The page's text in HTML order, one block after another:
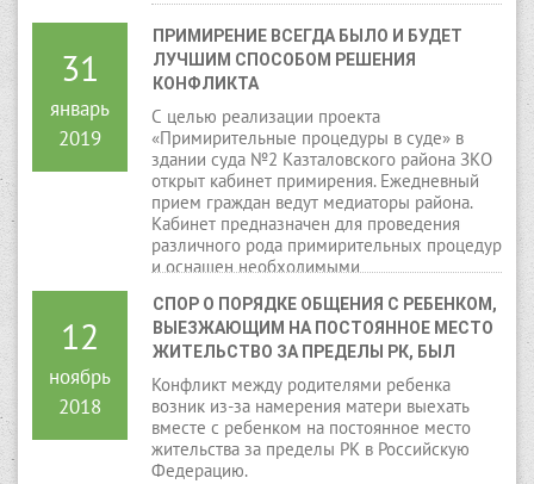
31
январь
2019
ПРИМИРЕНИЕ ВСЕГДА БЫЛО И БУДЕТ
ЛУЧШИМ СПОСОБОМ РЕШЕНИЯ
КОНФЛИКТА
С целью реализации проекта
«Примирительные процедуры в суде» в
здании суда №2 Казталовского района ЗКО
открыт кабинет примирения. Ежедневный
прием граждан ведут медиаторы района.
Кабинет предназначен для проведения
различного рода примирительных процедур
и оснащен необходимыми
сведения граждан.
12
ноябрь
2018
СПОР О ПОРЯДКЕ ОБЩЕНИЯ С РЕБЕНКОМ,
ВЫЕЗЖАЮЩИМ НА ПОСТОЯННОЕ МЕСТО
ЖИТЕЛЬСТВО ЗА ПРЕДЕЛЫ РК, БЫЛ
РАЗРЕШЕН В ПОРЯДКЕ МЕДИАЦИИ
Конфликт между родителями ребенка
возник из-за намерения матери выехать
вместе с ребенком на постоянное место
жительства за пределы РК в Российскую
Федерацию.